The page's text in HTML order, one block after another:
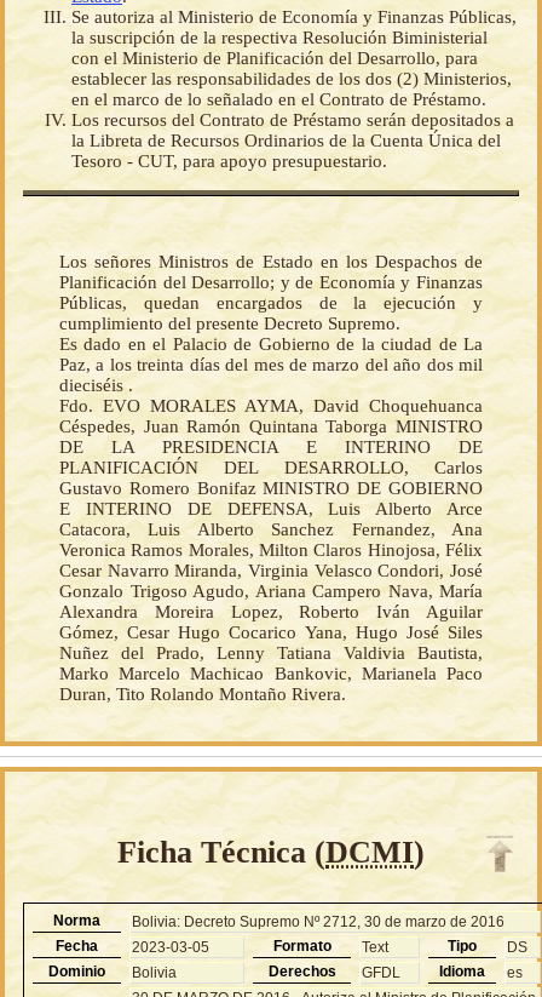
Se autoriza al Ministerio de Economía y Finanzas Públicas,
la suscripción de la respectiva Resolución Biministerial
con el Ministerio de Planificación del Desarrollo, para
establecer las responsabilidades de los dos (2) Ministerios,
en el marco de lo señalado en el Contrato de Préstamo.
Los recursos del Contrato de Préstamo serán depositados a
la Libreta de Recursos Ordinarios de la Cuenta Única del
Tesoro - CUT, para apoyo presupuestario.
Los señores Ministros de Estado en los Despachos de
Planificación del Desarrollo; y de Economía y Finanzas
Públicas, quedan encargados de la ejecución y
cumplimiento del presente Decreto Supremo.
Es dado en el Palacio de Gobierno de la ciudad de La
Paz, a los treinta días del mes de marzo del año dos mil
dieciséis .
Fdo. EVO MORALES AYMA, David Choquehuanca
Céspedes, Juan Ramón Quintana Taborga MINISTRO
DE LA PRESIDENCIA E INTERINO DE
PLANIFICACIÓN DEL DESARROLLO, Carlos
Gustavo Romero Bonifaz MINISTRO DE GOBIERNO
E INTERINO DE DEFENSA, Luis Alberto Arce
Catacora, Luis Alberto Sanchez Fernandez, Ana
Veronica Ramos Morales, Milton Claros Hinojosa, Félix
Cesar Navarro Miranda, Virginia Velasco Condori, José
Gonzalo Trigoso Agudo, Ariana Campero Nava, María
Alexandra Moreira Lopez, Roberto Iván Aguilar
Gómez, Cesar Hugo Cocarico Yana, Hugo José Siles
Nuñez del Prado, Lenny Tatiana Valdivia Bautista,
Marko Marcelo Machicao Bankovic, Marianela Paco
Duran, Tito Rolando Montaño Rivera.
Ficha Técnica (DCMI)
Norma
Bolivia: Decreto Supremo Nº 2712, 30 de marzo de 2016
Fecha
2023-03-05 Formato Text Tipo
DS
Dominio
Bolivia Derechos GFDL Idioma es